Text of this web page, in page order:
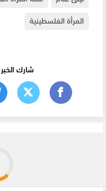
المرأة الفلسطينية
شارك